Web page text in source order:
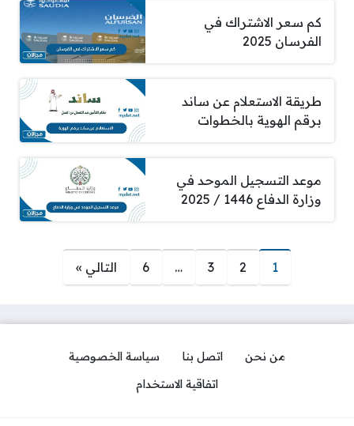
كم سعر الاشتراك في
الفرسان 2025
طريقة الاستعلام عن ساند
برقم الهوية بالخطوات
موعد التسجيل الموحد في
وزارة الدفاع 1446 / 2025
صفحات:
1
2
3
…
6 التالي »
من نحن اتصل بنا
سياسة الخصوصية
اتفاقية الاستخدام